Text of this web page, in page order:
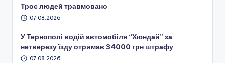
Троє людей травмовано
07.08.2026
У Тернополі водій автомобіля “Хюндай” за
нетверезу їзду отримав 34000 грн штрафу
07.08.2026